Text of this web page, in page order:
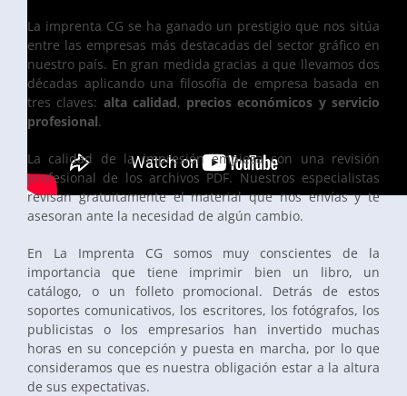
La imprenta CG se ha ganado un prestigio que nos sitúa
entre las empresas más destacadas del sector gráfico en
nuestro país. En gran medida gracias a que llevamos dos
décadas aplicando una filosofía de empresa basada en
tres claves: alta calidad, precios económicos y servicio
profesional.
La calidad de la impresión empieza con una revisión
profesional de los archivos PDF. Nuestros especialistas
revisan gratuitamente el material que nos envías y te
asesoran ante la necesidad de algún cambio.
En La Imprenta CG somos muy conscientes de la
importancia que tiene imprimir bien un libro, un
catálogo, o un folleto promocional. Detrás de estos
soportes comunicativos, los escritores, los fotógrafos, los
publicistas o los empresarios han invertido muchas
horas en su concepción y puesta en marcha, por lo que
consideramos que es nuestra obligación estar a la altura
de sus expectativas.